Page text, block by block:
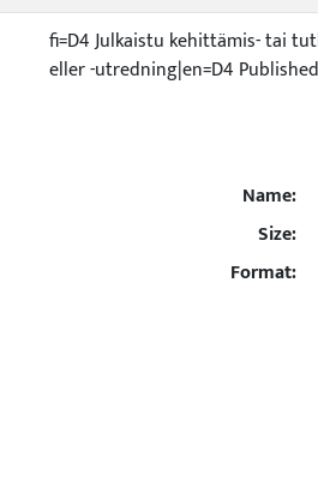
fi=D4 Julkaistu kehittämis- tai
eller -utredning|en=D4
Name:
Size:
Format: